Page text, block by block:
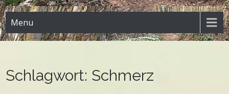
Menu
Schlagwort: Schmerz